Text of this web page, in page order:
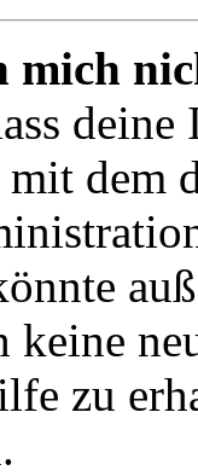
mich
mit dem
keine
zu